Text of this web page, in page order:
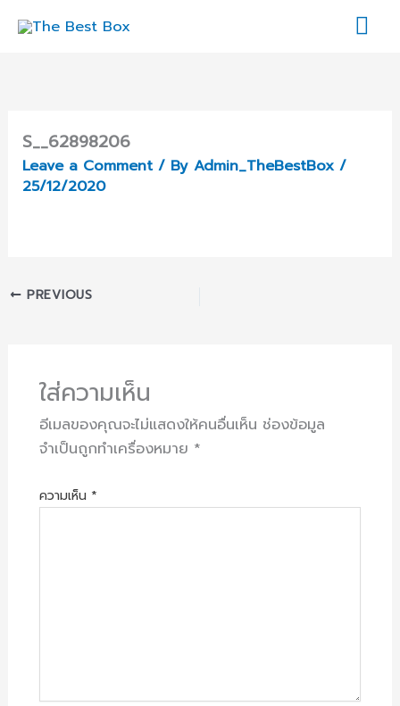
S__62898206
Leave a Comment / ByAdmin_TheBestBox/
25/12/2020
PREVIOUS
ใส่ความเห็น
อีเมลของคุณจะไม่แสดงให้คนอื่นเห็น ช่องข้อมูล
จำเป็นถูกทำเครื่องหมาย *
ความเห็น *